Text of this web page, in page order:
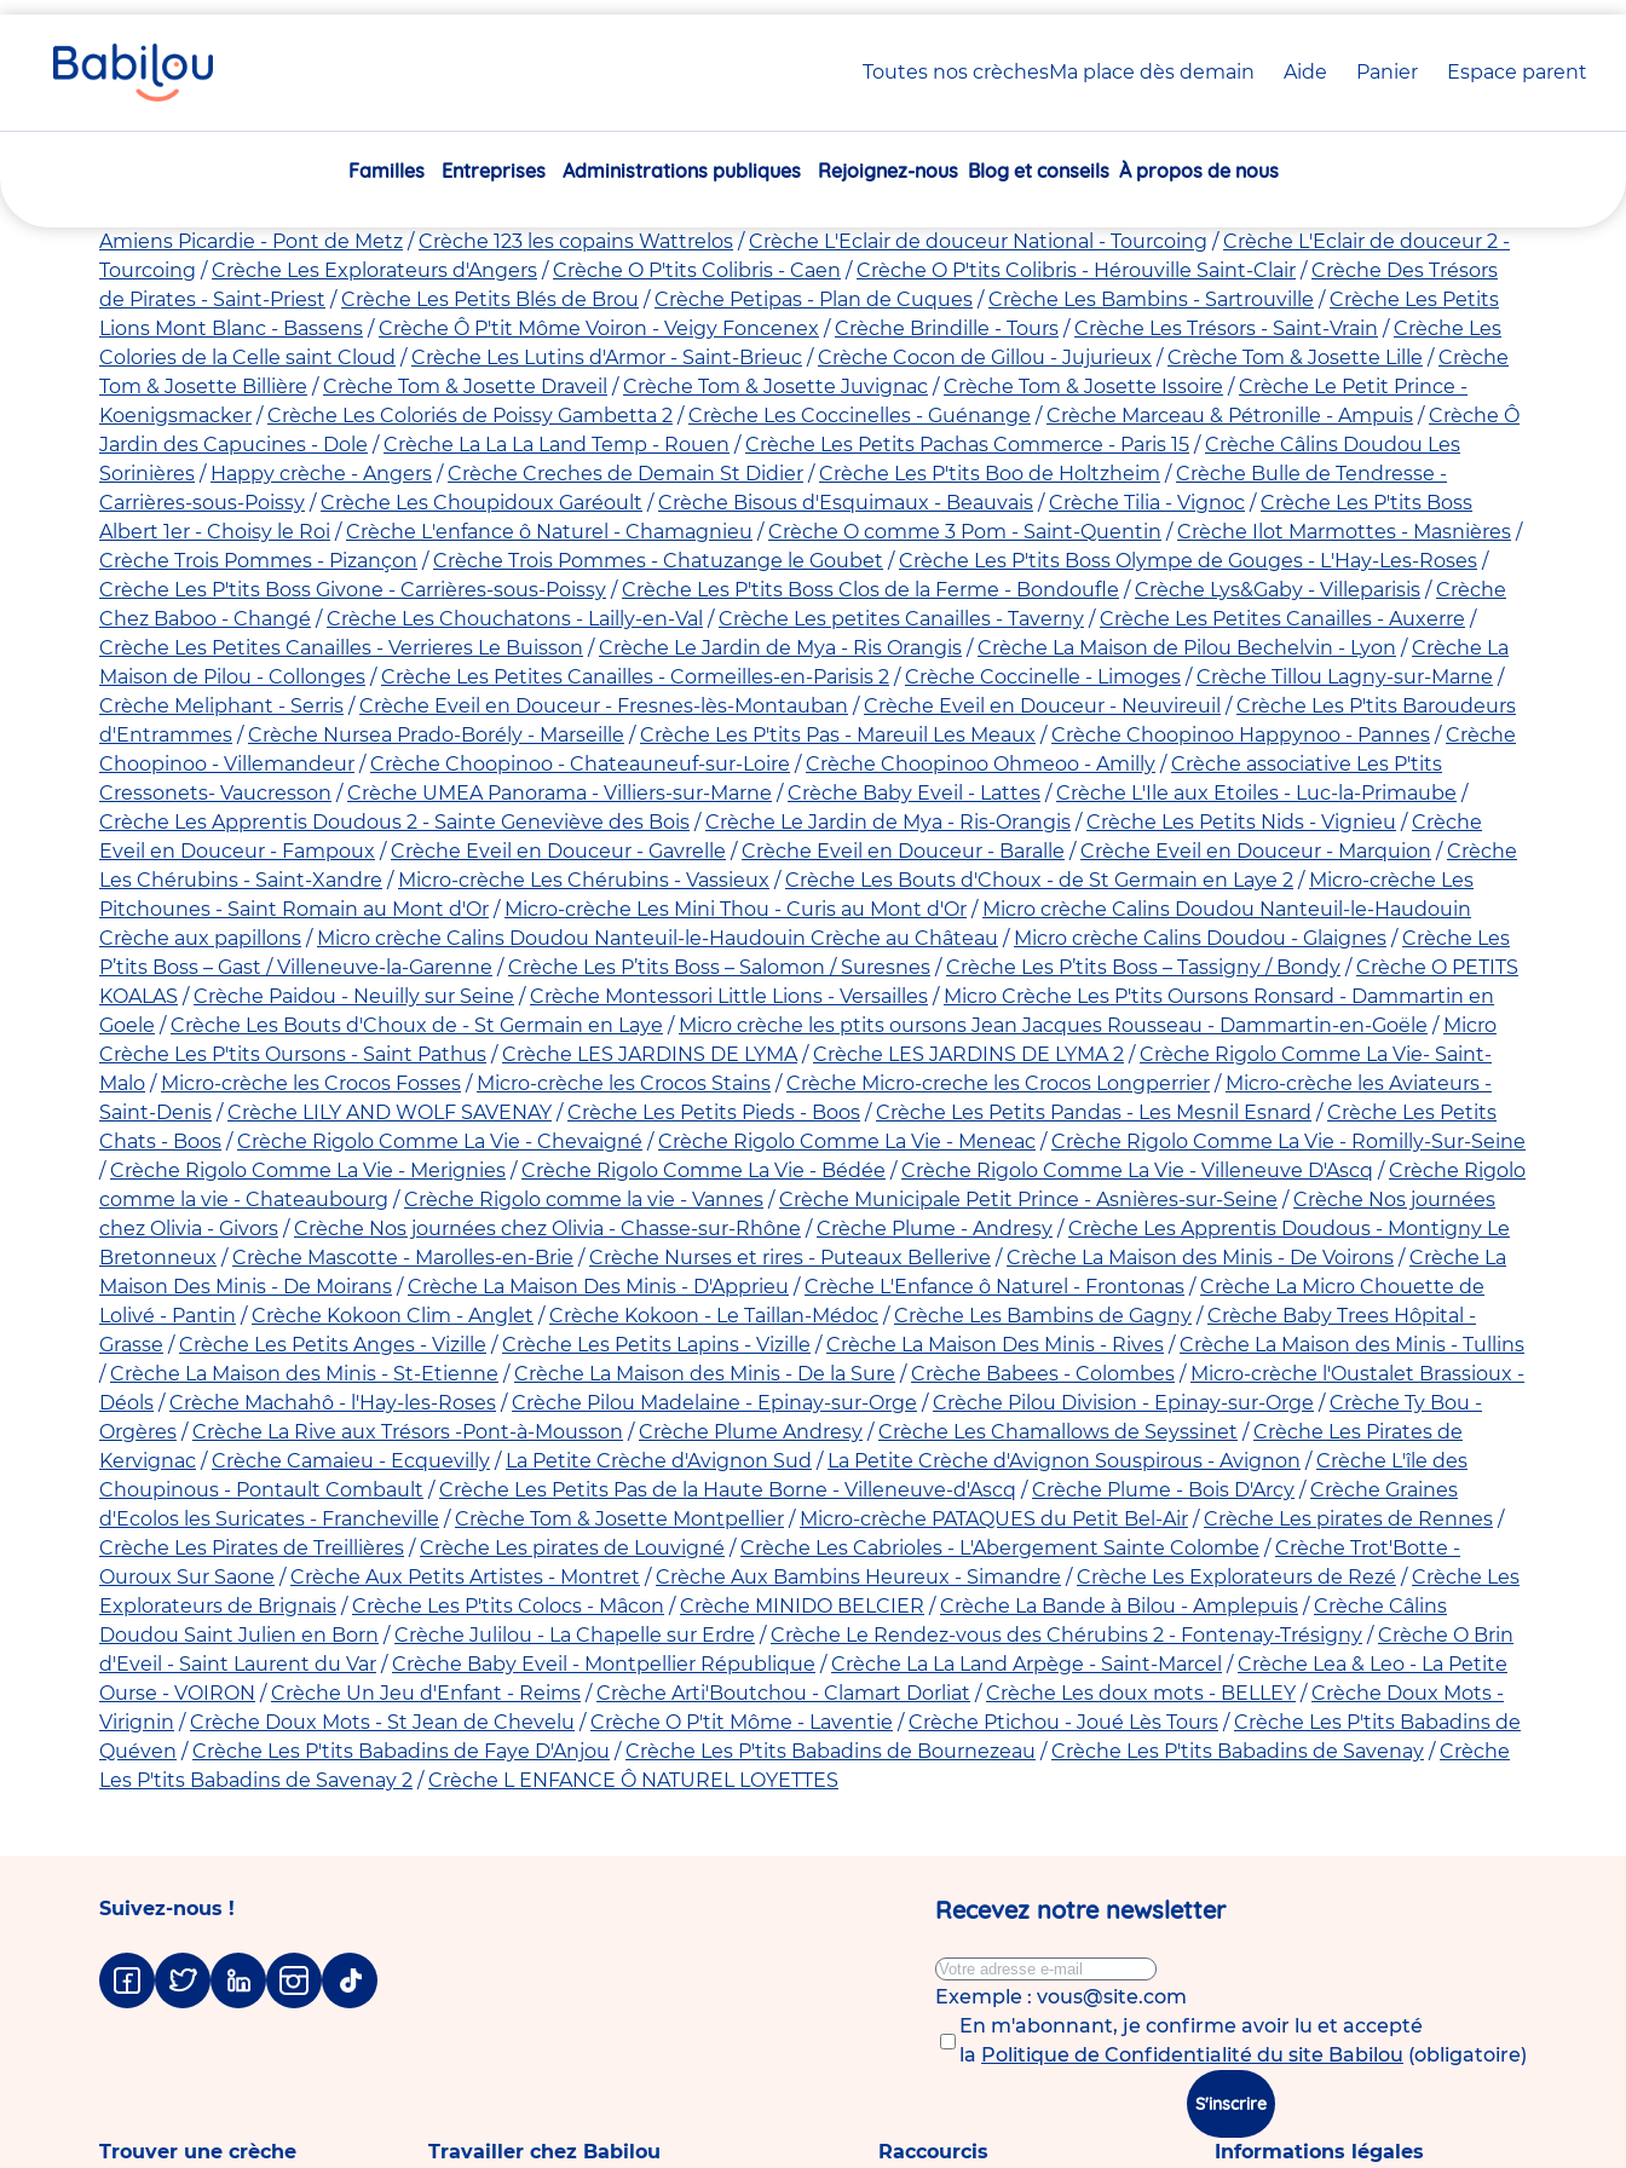
Toutes nos crèchesMa place dès demain Aide Panier crèche(s)
Espace parent
Navigation
Familles Entreprises Administrations publiques Rejoignez-nous Blog et conseils À propos de nous
êtes
ici
Toutes nos crèches - Page 18
Crèche O P'tites Mouettes - Concarneau Crèche Les Berceaux Dorés - Les Clayes Sous Bois Crèche Le Nid des Hérissons - Troarn
Amiens Picardie - Pont de Metz
Crèche 123 les copains Wattrelos Crèche L'Eclair de douceur National - Tourcoing
Crèche L'Eclair de douceur 2 -
Tourcoing
Crèche Les Explorateurs d'Angers Crèche O P'tits Colibris - Caen Crèche O P'tits Colibris - Hérouville Saint-Clair
Crèche Des Trésors
de Pirates - Saint-Priest
Crèche Les Petits Blés de Brou Crèche Petipas - Plan de Cuques Crèche Les Bambins - Sartrouville
Crèche Les Petits
Lions Mont Blanc - Bassens
Crèche Ô P'tit Môme Voiron - Veigy Foncenex Crèche Brindille - Tours Crèche Les Trésors - Saint-Vrain
Crèche Les
Colories de la Celle saint Cloud
Crèche Les Lutins d'Armor - Saint-Brieuc Crèche Cocon de Gillou - Jujurieux Crèche Tom & Josette Lille
Crèche
Tom & Josette Billière
Crèche Tom & Josette Draveil Crèche Tom & Josette Juvignac Crèche Tom & Josette Issoire
Crèche Le Petit Prince -
Koenigsmacker
Crèche Les Coloriés de Poissy Gambetta 2 Crèche Les Coccinelles - Guénange Crèche Marceau & Pétronille - Ampuis
Crèche Ô
Jardin des Capucines - Dole
Crèche La La La Land Temp - Rouen Crèche Les Petits Pachas Commerce - Paris 15
Crèche Câlins Doudou Les
Sorinières
Happy crèche - Angers Crèche Creches de Demain St Didier Crèche Les P'tits Boo de Holtzheim
Crèche Bulle de Tendresse -
Carrières-sous-Poissy
Crèche Les Choupidoux Garéoult Crèche Bisous d'Esquimaux - Beauvais Crèche Tilia - Vignoc
Crèche Les P'tits Boss
Albert 1er - Choisy le Roi
Crèche L'enfance ô Naturel - Chamagnieu Crèche O comme 3 Pom - Saint-Quentin
Crèche Ilot Marmottes - Masnières
Crèche Trois Pommes - Pizançon
Crèche Trois Pommes - Chatuzange le Goubet
Crèche Les P'tits Boss Olympe de Gouges - L'Hay-Les-Roses
Crèche Les P'tits Boss Givone - Carrières-sous-Poissy
Crèche Les P'tits Boss Clos de la Ferme - Bondoufle Crèche Lys&Gaby - Villeparisis
Crèche
Chez Baboo - Changé
Crèche Les Chouchatons - Lailly-en-Val Crèche Les petites Canailles - Taverny
Crèche Les Petites Canailles - Auxerre
Crèche Les Petites Canailles - Verrieres Le Buisson
Crèche Le Jardin de Mya - Ris Orangis Crèche La Maison de Pilou Bechelvin - Lyon
Crèche La
Maison de Pilou - Collonges
Crèche Les Petites Canailles - Cormeilles-en-Parisis 2 Crèche Coccinelle - Limoges
Crèche Tillou Lagny-sur-Marne
Crèche Meliphant - Serris
Crèche Eveil en Douceur - Fresnes-lès-Montauban Crèche Eveil en Douceur - Neuvireuil
Crèche Les P'tits Baroudeurs
d'Entrammes
Crèche Nursea Prado-Borély - Marseille Crèche Les P'tits Pas - Mareuil Les Meaux Crèche Choopinoo Happynoo - Pannes
Crèche
Choopinoo - Villemandeur
Crèche Choopinoo - Chateauneuf-sur-Loire Crèche Choopinoo Ohmeoo - Amilly
Crèche associative Les P'tits
Cressonets- Vaucresson
Crèche UMEA Panorama - Villiers-sur-Marne Crèche Baby Eveil - Lattes
Crèche L'Ile aux Etoiles - Luc-la-Primaube
Crèche Les Apprentis Doudous 2 - Sainte Geneviève des Bois
Crèche Le Jardin de Mya - Ris-Orangis Crèche Les Petits Nids - Vignieu
Crèche
Eveil en Douceur - Fampoux
Crèche Eveil en Douceur - Gavrelle Crèche Eveil en Douceur - Baralle Crèche Eveil en Douceur - Marquion
Crèche
Les Chérubins - Saint-Xandre
Micro-crèche Les Chérubins - Vassieux Crèche Les Bouts d'Choux - de St Germain en Laye 2
Micro-crèche Les
Pitchounes - Saint Romain au Mont d'Or
Micro-crèche Les Mini Thou - Curis au Mont d'Or
Micro crèche Calins Doudou Nanteuil-le-Haudouin
Crèche aux papillons
Micro crèche Calins Doudou Nanteuil-le-Haudouin Crèche au Château Micro crèche Calins Doudou - Glaignes
Crèche Les
P’tits Boss – Gast / Villeneuve-la-Garenne
Crèche Les P’tits Boss – Salomon / Suresnes Crèche Les P’tits Boss – Tassigny / Bondy
Crèche O PETITS
KOALAS
Crèche Paidou - Neuilly sur Seine Crèche Montessori Little Lions - Versailles
Micro Crèche Les P'tits Oursons Ronsard - Dammartin en
Goele
Crèche Les Bouts d'Choux de - St Germain en Laye Micro crèche les ptits oursons Jean Jacques Rousseau - Dammartin-en-Goële
Micro
Crèche Les P'tits Oursons - Saint Pathus
Crèche LES JARDINS DE LYMA Crèche LES JARDINS DE LYMA 2
Crèche Rigolo Comme La Vie- Saint-
Malo
Micro-crèche les Crocos Fosses Micro-crèche les Crocos Stains Crèche Micro-creche les Crocos Longperrier
Micro-crèche les Aviateurs -
Saint-Denis
Crèche LILY AND WOLF SAVENAY Crèche Les Petits Pieds - Boos Crèche Les Petits Pandas - Les Mesnil Esnard
Crèche Les Petits
Chats - Boos
Crèche Rigolo Comme La Vie - Chevaigné Crèche Rigolo Comme La Vie - Meneac
Crèche Rigolo Comme La Vie - Romilly-Sur-Seine
Crèche Rigolo Comme La Vie - Merignies
Crèche Rigolo Comme La Vie - Bédée Crèche Rigolo Comme La Vie - Villeneuve D'Ascq
Crèche Rigolo
comme la vie - Chateaubourg
Crèche Rigolo comme la vie - Vannes Crèche Municipale Petit Prince - Asnières-sur-Seine
Crèche Nos journées
chez Olivia - Givors
Crèche Nos journées chez Olivia - Chasse-sur-Rhône Crèche Plume - Andresy
Crèche Les Apprentis Doudous - Montigny Le
Bretonneux
Crèche Mascotte - Marolles-en-Brie Crèche Nurses et rires - Puteaux Bellerive Crèche La Maison des Minis - De Voirons
Crèche La
Maison Des Minis - De Moirans
Crèche La Maison Des Minis - D'Apprieu Crèche L'Enfance ô Naturel - Frontonas
Crèche La Micro Chouette de
Lolivé - Pantin
Crèche Kokoon Clim - Anglet Crèche Kokoon - Le Taillan-Médoc Crèche Les Bambins de Gagny
Crèche Baby Trees Hôpital -
Grasse
Crèche Les Petits Anges - Vizille Crèche Les Petits Lapins - Vizille Crèche La Maison Des Minis - Rives
Crèche La Maison des Minis - Tullins
Crèche La Maison des Minis - St-Etienne
Crèche La Maison des Minis - De la Sure Crèche Babees - Colombes
Micro-crèche l'Oustalet Brassioux -
Déols
Crèche Machahô - l'Hay-les-Roses Crèche Pilou Madelaine - Epinay-sur-Orge Crèche Pilou Division - Epinay-sur-Orge
Crèche Ty Bou -
Orgères
Crèche La Rive aux Trésors -Pont-à-Mousson Crèche Plume Andresy Crèche Les Chamallows de Seyssinet
Crèche Les Pirates de
Kervignac
Crèche Camaieu - Ecquevilly La Petite Crèche d'Avignon Sud La Petite Crèche d'Avignon Souspirous - Avignon
Crèche L'île des
Choupinous - Pontault Combault
Crèche Les Petits Pas de la Haute Borne - Villeneuve-d'Ascq Crèche Plume - Bois D'Arcy
Crèche Graines
d'Ecolos les Suricates - Francheville
Crèche Tom & Josette Montpellier Micro-crèche PATAQUES du Petit Bel-Air
Crèche Les pirates de Rennes
Crèche Les Pirates de Treillières
Crèche Les pirates de Louvigné Crèche Les Cabrioles - L'Abergement Sainte Colombe
Crèche Trot'Botte -
Ouroux Sur Saone
Crèche Aux Petits Artistes - Montret Crèche Aux Bambins Heureux - Simandre Crèche Les Explorateurs de Rezé
Crèche Les
Explorateurs de Brignais
Crèche Les P'tits Colocs - Mâcon Crèche MINIDO BELCIER Crèche La Bande à Bilou - Amplepuis
Crèche Câlins
Doudou Saint Julien en Born
Crèche Julilou - La Chapelle sur Erdre Crèche Le Rendez-vous des Chérubins 2 - Fontenay-Trésigny
Crèche O Brin
d'Eveil - Saint Laurent du Var
Crèche Baby Eveil - Montpellier République Crèche La La Land Arpège - Saint-Marcel
Crèche Lea & Leo - La Petite
Ourse - VOIRON
Crèche Un Jeu d'Enfant - Reims Crèche Arti'Boutchou - Clamart Dorliat Crèche Les doux mots - BELLEY
Crèche Doux Mots -
Virignin
Crèche Doux Mots - St Jean de Chevelu Crèche O P'tit Môme - Laventie Crèche Ptichou - Joué Lès Tours
Crèche Les P'tits Babadins de
Quéven
Crèche Les P'tits Babadins de Faye D'Anjou Crèche Les P'tits Babadins de Bournezeau Crèche Les P'tits Babadins de Savenay
Crèche
Les P'tits Babadins de Savenay 2
Crèche L ENFANCE Ô NATUREL LOYETTES
Suivez-nous !
Facebook
TwitterLinkedinInstagram
Tiktok
Recevez notre newsletter
Exemple : vous@site.com
En m'abonnant, je confirme avoir lu et accepté
la Politique de Confidentialité du site Babilou (obligatoire)
S'inscrire
Trouver une crèche Travailler chez Babilou Raccourcis Informations légales